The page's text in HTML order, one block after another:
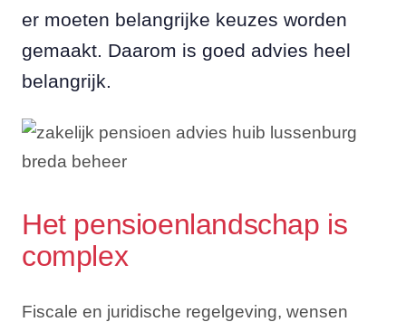
er moeten belangrijke keuzes worden
gemaakt. Daarom is goed advies heel
belangrijk.
Het pensioenlandschap is
complex
Fiscale en juridische regelgeving, wensen